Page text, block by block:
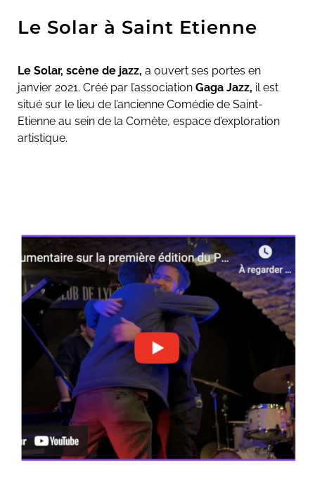
Le Solar à Saint Etienne
Le Solar, scène de jazz, a ouvert ses portes en
janvier 2021. Créé par l’association Gaga Jazz, il est
situé sur le lieu de l’ancienne Comédie de Saint-
Etienne au sein de la Comète, espace d’exploration
artistique.